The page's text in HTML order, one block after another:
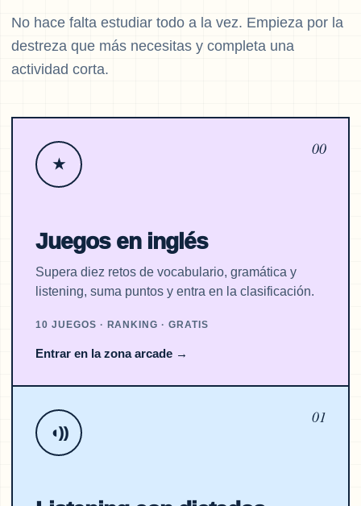
No hace falta estudiar todo a la vez. Empieza por la
destreza que más necesitas y completa una
actividad corta.
00
★
Juegos en inglés
Supera diez retos de vocabulario, gramática y
listening, suma puntos y entra en la clasificación.
10 JUEGOS · RANKING · GRATIS
Entrar en la zona arcade →
01
◖))